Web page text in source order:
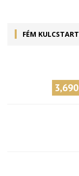
FÉM